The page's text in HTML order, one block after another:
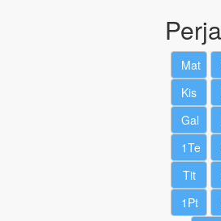
Mat
Kis
Gal
1Te
Tit
1Pt